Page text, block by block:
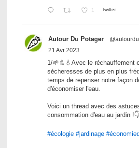
1 Twitter
Autour Du Potager
21 Avr 2023
1/🌱🚿💧Avec le réchauffement
sécheresses de plus en plus
temps de repenser notre façon
d'économiser l'eau.
Voici un thread avec des
consommation d'eau au jardin !👇
#écologie #jardinage